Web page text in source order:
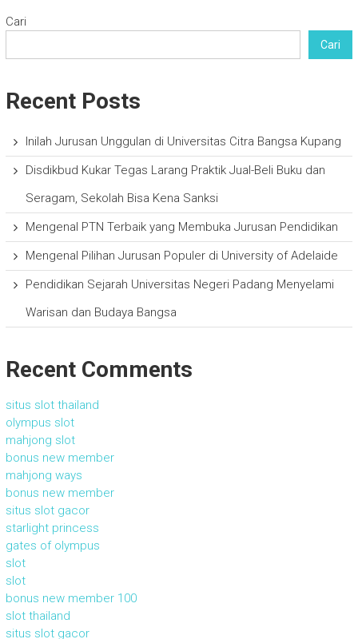
Cari
Cari
Recent Posts
Inilah Jurusan Unggulan di Universitas Citra Bangsa Kupang
Disdikbud Kukar Tegas Larang Praktik Jual-Beli Buku dan
Seragam, Sekolah Bisa Kena Sanksi
Mengenal PTN Terbaik yang Membuka Jurusan Pendidikan
Mengenal Pilihan Jurusan Populer di University of Adelaide
Pendidikan Sejarah Universitas Negeri Padang Menyelami
Warisan dan Budaya Bangsa
Recent Comments
situs slot thailand
olympus slot
mahjong slot
bonus new member
mahjong ways
bonus new member
situs slot gacor
starlight princess
gates of olympus
slot
slot
bonus new member 100
slot thailand
situs slot gacor